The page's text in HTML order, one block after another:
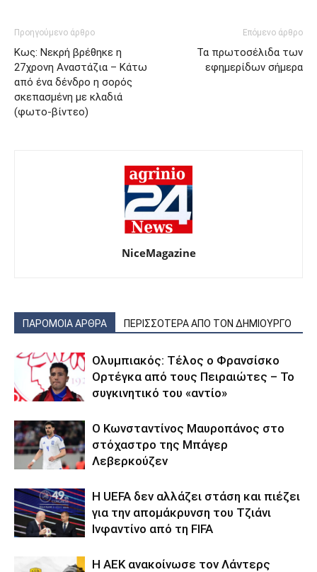
Προηγούμενο άρθρο
Κως: Νεκρή βρέθηκε η
27χρονη Αναστάζια – Κάτω
από ένα δένδρο η σορός
σκεπασμένη με κλαδιά
(φωτο-βίντεο)
Επόμενο άρθρο
Τα πρωτοσέλιδα των
εφημερίδων σήμερα
NiceMagazine
ΠΑΡΟΜΟΙΑ ΑΡΘΡΑ ΠΕΡΙΣΣΟΤΕΡΑ ΑΠΟ ΤΟΝ ΔΗΜΙΟΥΡΓΟ
Ολυμπιακός: Τέλος ο Φρανσίσκο
Ορτέγκα από τους Πειραιώτες – Το
συγκινητικό του «αντίο»
Ο Κωνσταντίνος Μαυροπάνος στο
στόχαστρο της Μπάγερ
Λεβερκούζεν
Η UEFA δεν αλλάζει στάση και πιέζει
για την απομάκρυνση του Τζιάνι
Ινφαντίνο από τη FIFA
Η ΑΕΚ ανακοίνωσε τον Λάντερς